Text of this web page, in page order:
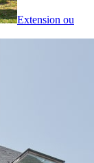
Extension ou